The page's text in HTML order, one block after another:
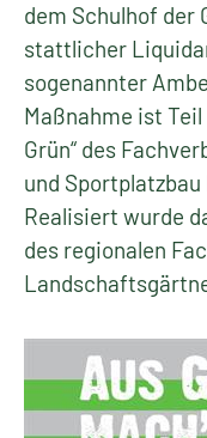
dem Schulhof der
stattlicher
sogenannter
Maßnahme ist Teil
Grün“ des
und Sportplatzbau
Realisiert wurde
des regionalen